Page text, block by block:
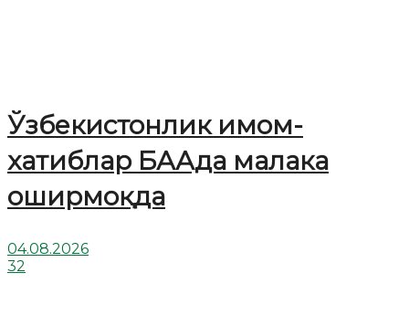
Ўзбекистонлик имом-
хатиблар БААда малака
оширмоқда
04.08.2026
32